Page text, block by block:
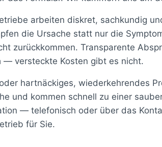
arbeiten diskret, sachkundig
die Ursache statt nur die
zurückkommen. Transparente
— versteckte Kosten gibt es nicht.
hartnäckiges, wiederkehrendes
und kommen schnell zu einer
— telefonisch oder über das
für Sie.